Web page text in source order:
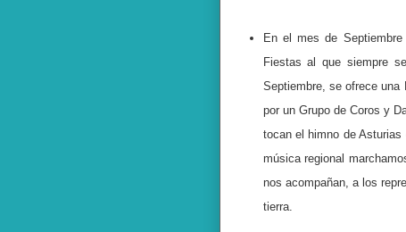
En el mes de
Fiestas al que siempre
Septiembre, se ofrece una
por un Grupo de Coros y
tocan el himno de
música regional
nos acompañan, a los
tierra.